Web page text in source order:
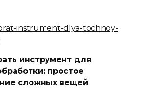
инструмент для
простое
сложных вещей